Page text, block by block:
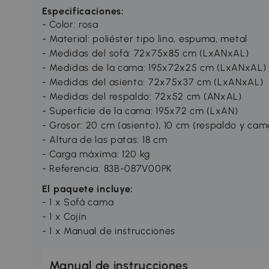
Especificaciones:
- Color: rosa
- Material: poliéster tipo lino, espuma, metal
- Medidas del sofá: 72x75x85 cm (LxANxAL)
- Medidas de la cama: 195x72x25 cm (LxANxAL)
- Medidas del asiento: 72x75x37 cm (LxANxAL)
- Medidas del respaldo: 72x52 cm (ANxAL)
- Superficie de la cama: 195x72 cm (LxAN)
- Grosor: 20 cm (asiento), 10 cm (respaldo y
- Altura de las patas: 18 cm
- Carga máxima: 120 kg
- Referencia: 83B-087V00PK
El paquete incluye:
- 1 x Sofá cama
- 1 x Cojín
- 1 x Manual de instrucciones
Manual de instrucciones